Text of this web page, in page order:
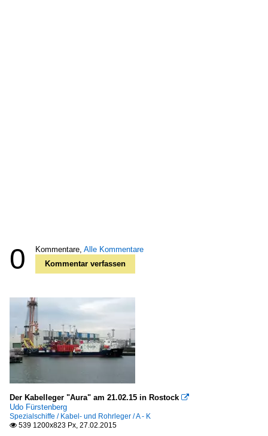
0 Kommentare, Alle Kommentare
Kommentar verfassen
Der Kabelleger "Aura" am 21.02.15 in Rostock 
Udo Fürstenberg
Spezialschiffe / Kabel- und Rohrleger / A - K
 539 1200x823 Px, 27.02.2015